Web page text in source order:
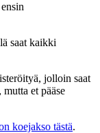
saat kaikki
jolloin saat
et pääse
koejakso tästä.